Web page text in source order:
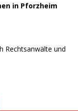
in Pforzheim
Rechtsanwälte und